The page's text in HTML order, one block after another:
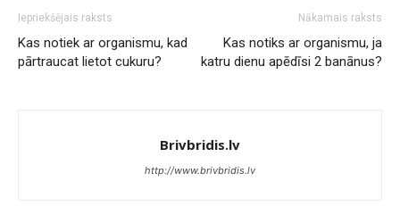
Iepriekšējais raksts
Kas notiek ar organismu, kad
pārtraucat lietot cukuru?
Nākamais raksts
Kas notiks ar organismu, ja
katru dienu apēdīsi 2 banānus?
Brivbridis.lv
http://www.brivbridis.lv